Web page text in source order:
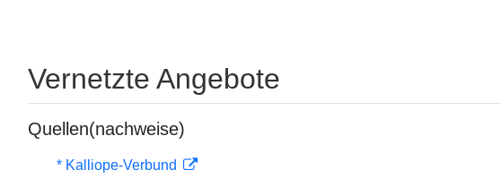
Vernetzte Angebote
Quellen(nachweise)
* Kalliope-Verbund